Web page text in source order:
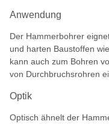
Anwendung
Der Hammerbohrer
und harten Baustoffen
kann auch zum Bohren
von Durchbruchsrohren
Optik
Optisch ähnelt der